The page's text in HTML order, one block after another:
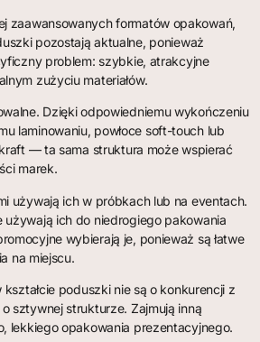
zaawansowanych formatów opakowań,
pozostają aktualne, ponieważ
problem: szybkie, atrakcyjne
zużyciu materiałów.
Dzięki odpowiedniemu wykończeniu
laminowaniu, powłoce soft-touch lub
— ta sama struktura może wspierać
marek.
używają ich w próbkach lub na eventach.
używają ich do niedrogiego pakowania
wybierają je, ponieważ są łatwe
na miejscu.
kształcie poduszki nie są o konkurencji z
sztywnej strukturze. Zajmują inną
lekkiego opakowania prezentacyjnego.